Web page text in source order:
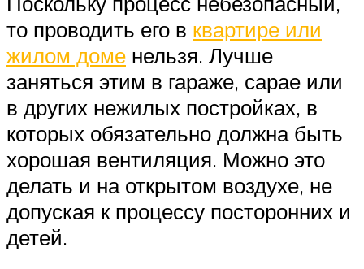
то проводить его в квартире или
жилом доме нельзя. Лучше
заняться этим в гараже, сарае или
в других нежилых постройках, в
которых обязательно должна быть
хорошая вентиляция. Можно это
делать и на открытом воздухе, не
допуская к процессу посторонних и
детей.